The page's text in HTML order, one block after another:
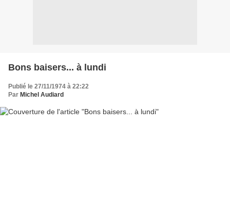
Bons baisers... à lundi
Publié le 27/11/1974 à 22:22
Par Michel Audiard